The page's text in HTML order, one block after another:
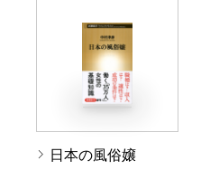
日本の風俗嬢